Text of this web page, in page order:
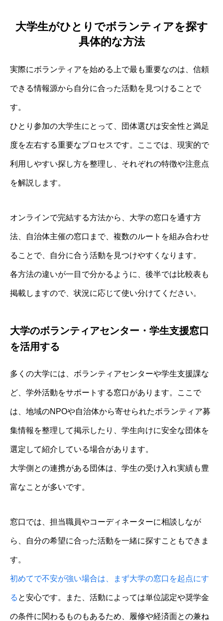
大学生がひとりでボランティアを探す
具体的な方法
実際にボランティアを始める上で最も重要なのは、信頼
できる情報源から自分に合った活動を見つけることで
す。
ひとり参加の大学生にとって、団体選びは安全性と満足
度を左右する重要なプロセスです。ここでは、現実的で
利用しやすい探し方を整理し、それぞれの特徴や注意点
を解説します。
オンラインで完結する方法から、大学の窓口を通す方
法、自治体主催の窓口まで、複数のルートを組み合わせ
ることで、自分に合う活動を見つけやすくなります。
各方法の違いが一目で分かるように、後半では比較表も
掲載しますので、状況に応じて使い分けてください。
大学のボランティアセンター・学生支援窓口
を活用する
多くの大学には、ボランティアセンターや学生支援課な
ど、学外活動をサポートする窓口があります。ここで
は、地域のNPOや自治体から寄せられたボランティア募
集情報を整理して掲示したり、学生向けに安全な団体を
選定して紹介している場合があります。
大学側との連携がある団体は、学生の受け入れ実績も豊
富なことが多いです。
窓口では、担当職員やコーディネーターに相談しなが
ら、自分の希望に合った活動を一緒に探すこともできま
す。
初めてで不安が強い場合は、まず大学の窓口を起点にす
る と安心です。また、活動によっては単位認定や奨学金
の条件に関わるものもあるため、履修や経済面との兼ね